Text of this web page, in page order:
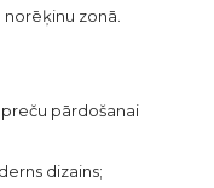
zonā.
pārdošanai
dizains;